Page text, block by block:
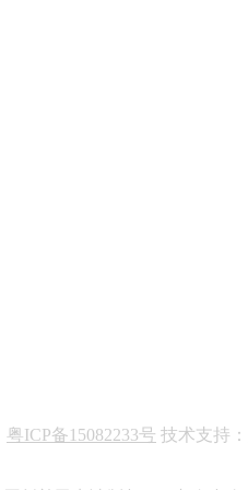
粤ICP备15082233号 技术支持：